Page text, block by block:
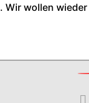
Wir wollen